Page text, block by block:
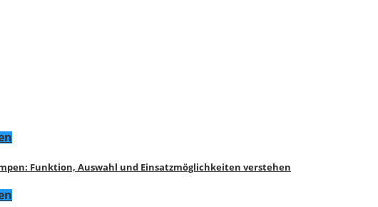
Funktion, Auswahl und Einsatzmöglichkeiten verstehen